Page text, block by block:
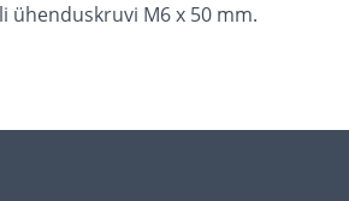
ühenduskruvi M6 x 50 mm.